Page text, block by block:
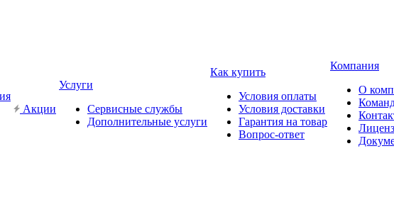
Акции
Услуги
Сервисные службы
Дополнительные услуги
Как купить
Условия оплаты
Условия доставки
Гарантия на товар
Вопрос-ответ
Компания
О